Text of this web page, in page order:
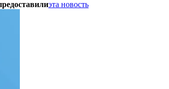
эта новость